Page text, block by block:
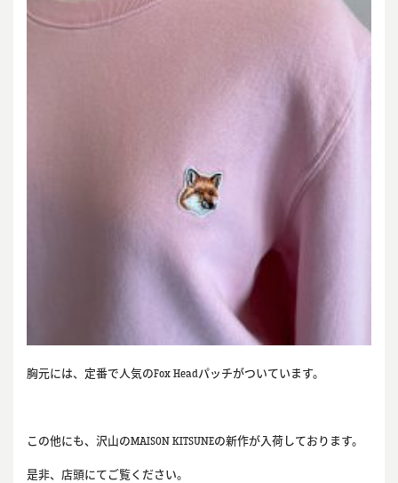
胸元には、定番で人気のFox Headパッチがついています。
この他にも、沢山のMAISON KITSUNEの新作が入荷しております。
是非、店頭にてご覧ください。